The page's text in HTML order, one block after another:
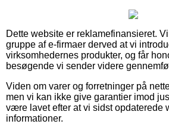
Dette website er reklamefinansieret.
gruppe af e-firmaer derved at vi
virksomhedernes produkter, og får
besøgende vi sender videre
Viden om varer og forretninger på
men vi kan ikke give garantier imod
være lavet efter at vi sidst opdaterede
informationer.